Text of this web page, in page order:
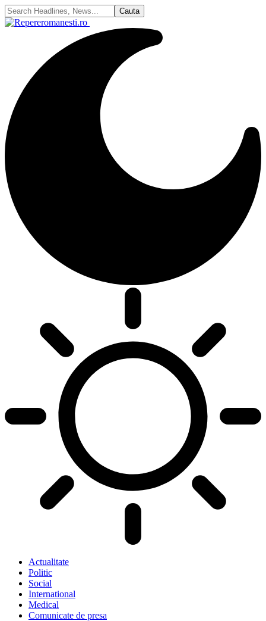
Actualitate
Politic
Social
International
Medical
Comunicate de presa